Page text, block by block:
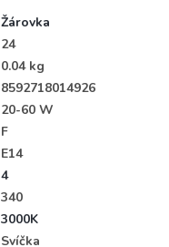
Žárovka
24
0.04 kg
8592718014926
20-60 W
F
E14
4
340
3000K
Svíčka